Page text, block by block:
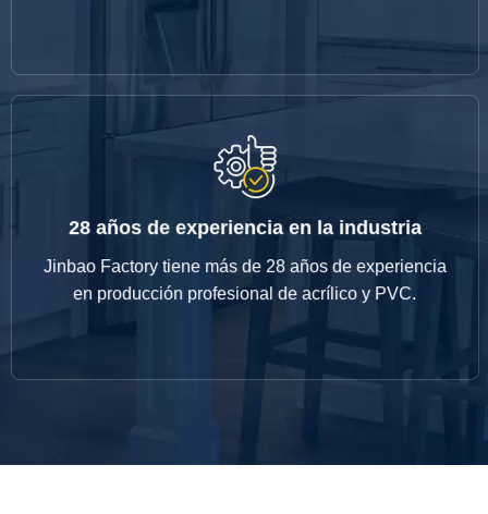
28 años de experiencia en la industria
Jinbao Factory tiene más de 28 años de experiencia
en producción profesional de acrílico y PVC.
Jinbao Factory tiene más de 28 años de experiencia
en producción profesional de acrílico y PVC.